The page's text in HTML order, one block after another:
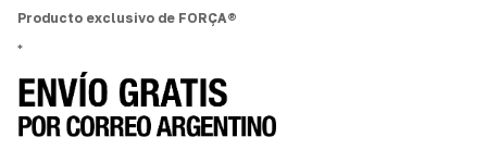
Producto exclusivo de FORÇA®
*